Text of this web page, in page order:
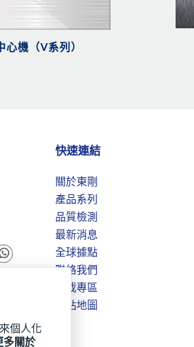
心機（V系列）
快速連結
關於東剛
產品系列
品質檢測
最新消息
全球據點
聯絡我們
下載專區
網站地圖
個人化
多關於